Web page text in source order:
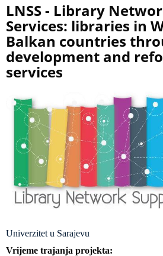
LNSS - Library
Services: libraries in
Balkan countries
development and
services
Univerzitet u Sarajevu
Vrijeme trajanja projekta